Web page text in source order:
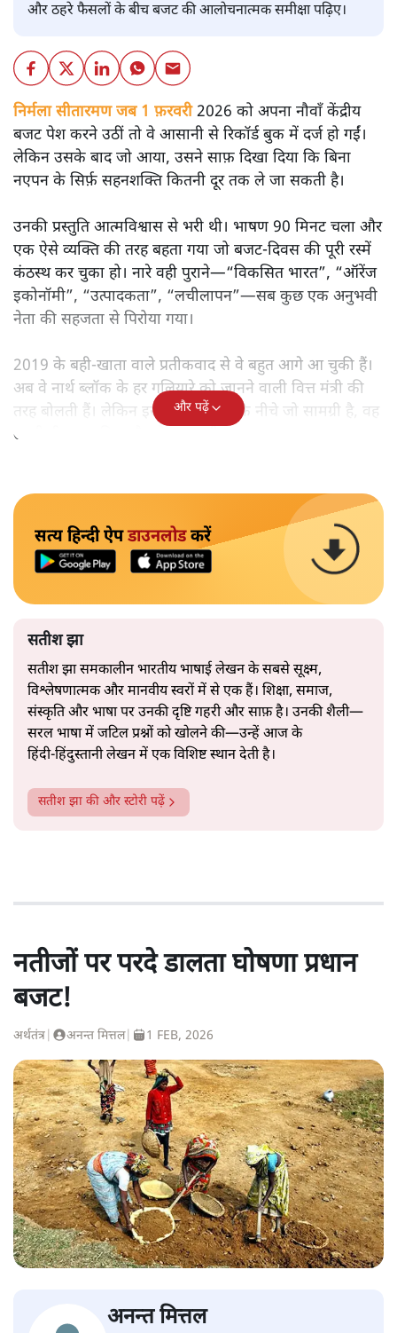
और ठहरे फैसलों के बीच बजट की आलोचनात्मक समीक्षा पढ़िए।
निर्मला सीतारमण जब 1 फ़रवरी2026 को अपना नौवाँ केंद्रीय
बजट पेश करने उठीं तो वे आसानी से रिकॉर्ड बुक में दर्ज हो गईं।
लेकिन उसके बाद जो आया, उसने साफ़ दिखा दिया कि बिना
नएपन के सिर्फ़ सहनशक्ति कितनी दूर तक ले जा सकती है।
उनकी प्रस्तुति आत्मविश्वास से भरी थी। भाषण 90 मिनट चला और
एक ऐसे व्यक्ति की तरह बहता गया जो बजट‑दिवस की पूरी रस्में
कंठस्थ कर चुका हो। नारे वही पुराने—“विकसित भारत”, “ऑरेंज
इकोनॉमी”, “उत्पादकता”, “लचीलापन”—सब कुछ एक अनुभवी
नेता की सहजता से पिरोया गया।
2019 के बही‑खाता वाले प्रतीकवाद से वे बहुत आगे आ चुकी हैं।
अब वे नार्थ ब्लॉक के हर गलियारे को जानने वाली वित्त मंत्री की
तरह बोलती हैं। लेकिन इस आत्मविश्वास के नीचे जो सामग्री है, वह
उतनी ही अनुमानित और दोहराव भरी।
और पढ़ें
सत्य हिन्दी ऐपडाउनलोडकरें
सतीश झा
सतीश झा समकालीन भारतीय भाषाई लेखन के सबसे सूक्ष्म,
विश्लेषणात्मक और मानवीय स्वरों में से एक हैं। शिक्षा, समाज,
संस्कृति और भाषा पर उनकी दृष्टि गहरी और साफ़ है। उनकी शैली—
सरल भाषा में जटिल प्रश्नों को खोलने की—उन्हें आज के
हिंदी‑हिंदुस्तानी लेखन में एक विशिष्ट स्थान देती है।
सतीश झा की और स्टोरी पढ़ें
नतीजों पर परदे डालता घोषणा प्रधान
बजट!
अर्थतंत्र अनन्त मित्तल| 1 FEB, 2026
अनन्त मित्तल